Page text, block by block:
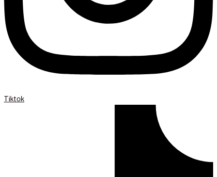
Tiktok